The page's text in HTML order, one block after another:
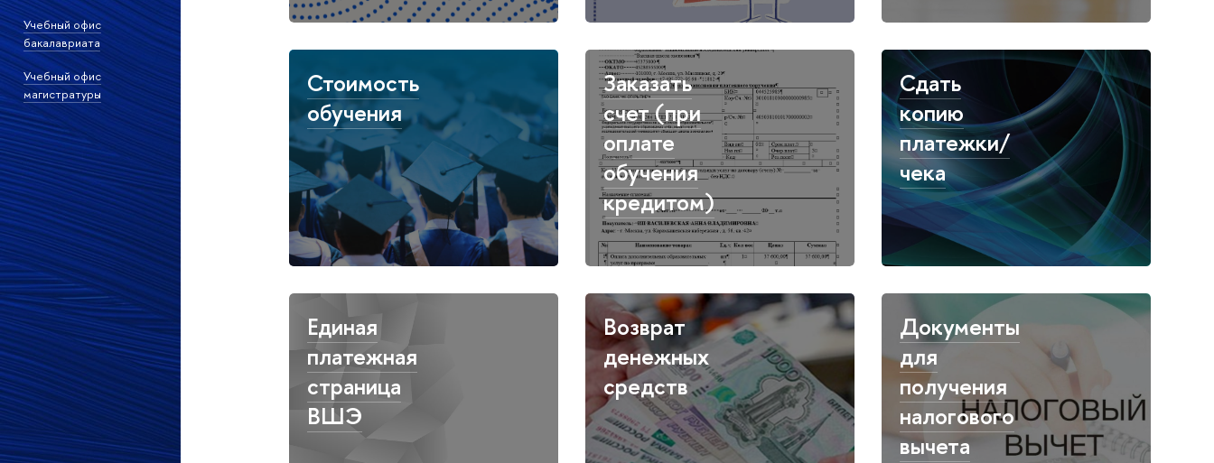
Учебный офис
бакалавриата
Учебный офис
магистратуры
Стоимость
обучения
Заказать
счет (при
оплате
обучения
кредитом)
Сдать
копию
платежки/
чека
Единая
платежная
страница
ВШЭ
Возврат
денежных
средств
Документы
для
получения
налогового
вычета